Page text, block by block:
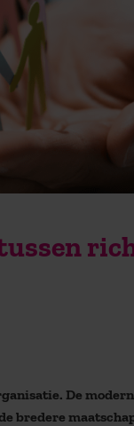
De
bredere